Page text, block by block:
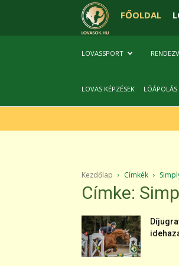
FŐOLDAL
LOVASSPORT
LOVAS KÉPZÉSEK LÓÁPOLÁS
Kezdőlap Címkék
Címke: